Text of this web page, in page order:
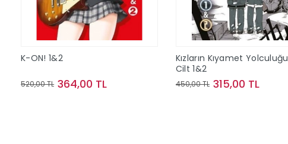
K-ON! 1&2
520,00 TL 364,00 TL
Kızların Kıyamet Yolculuğu
Cilt 1&2
450,00 TL 315,00 TL